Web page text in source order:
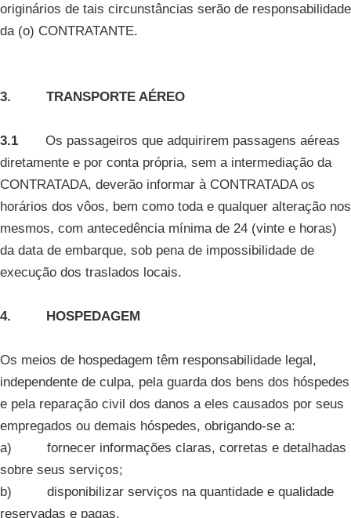
originários de tais circunstâncias serão de responsabilidade
da (o) CONTRATANTE.
3. TRANSPORTE AÉREO
3.1 Os passageiros que adquirirem passagens aéreas
diretamente e por conta própria, sem a intermediação da
CONTRATADA, deverão informar à CONTRATADA os
horários dos vôos, bem como toda e qualquer alteração nos
mesmos, com antecedência mínima de 24 (vinte e horas)
da data de embarque, sob pena de impossibilidade de
execução dos traslados locais.
4. HOSPEDAGEM
Os meios de hospedagem têm responsabilidade legal,
independente de culpa, pela guarda dos bens dos hóspedes
e pela reparação civil dos danos a eles causados por seus
empregados ou demais hóspedes, obrigando-se a:
a) fornecer informações claras, corretas e detalhadas
sobre seus serviços;
b) disponibilizar serviços na quantidade e qualidade
reservadas e pagas.